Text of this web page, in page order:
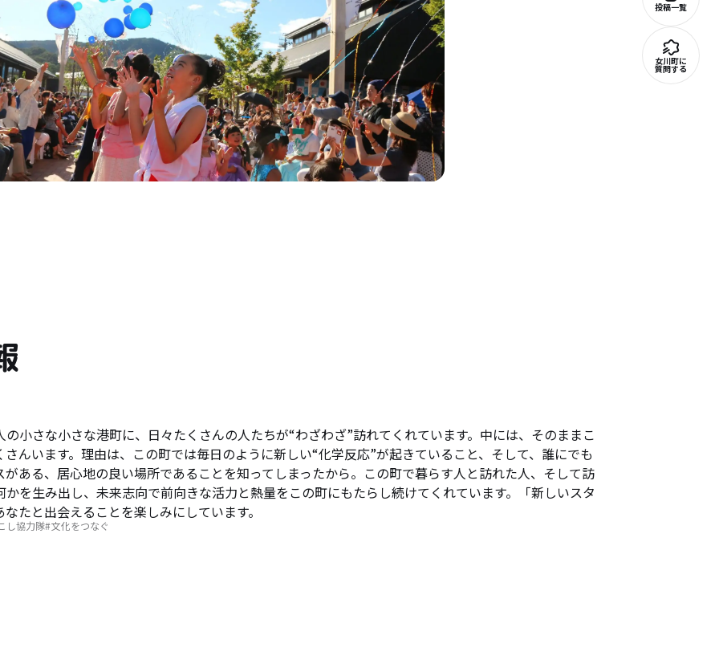
投稿一覧
女川町に
質問する
小さな小さな港町に、日々たくさんの人たちが“わざわざ”訪れてくれています。中には、そのままこ
んいます。理由は、この町では毎日のように新しい“化学反応”が起きていること、そして、誰にでも
ある、居心地の良い場所であることを知ってしまったから。この町で暮らす人と訪れた人、そして訪
を生み出し、未来志向で前向きな活力と熱量をこの町にもたらし続けてくれています。「新しいスタ
たと出会えることを楽しみにしています。
し協力隊 文化をつなぐ